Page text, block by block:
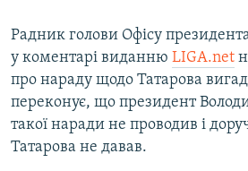
Радник голови Офісу
у коментарі виданню LIGA.net
про нараду щодо Татарова
переконує, що президент
такої наради не проводив і
Татарова не давав.